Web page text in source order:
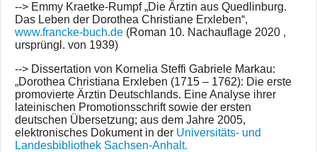
--> Emmy Kraetke-Rumpf „Die Ärztin aus Quedlinburg.
Das Leben der Dorothea Christiane Erxleben“,
www.francke-buch.de (Roman 10. Nachauflage 2020 ,
ursprüngl. von 1939)
--> Dissertation von Kornelia Steffi Gabriele Markau:
„Dorothea Christiana Erxleben (1715 – 1762): Die erste
promovierte Ärztin Deutschlands. Eine Analyse ihrer
lateinischen Promotionsschrift sowie der ersten
deutschen Übersetzung; aus dem Jahre 2005,
elektronisches Dokument in der Universitäts- und
Landesbibliothek Sachsen-Anhalt.